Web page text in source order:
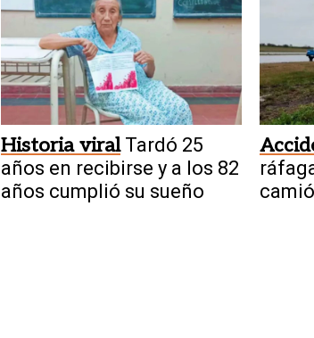
Historia viral Tardó 25
años en recibirse y a los 82
años cumplió su sueño